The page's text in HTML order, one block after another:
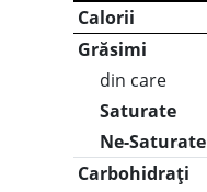
Calorii
Grăsimi
din care
Saturate
Ne-Saturate
Carbohidrați